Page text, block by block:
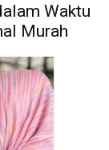
Waktu
Murah